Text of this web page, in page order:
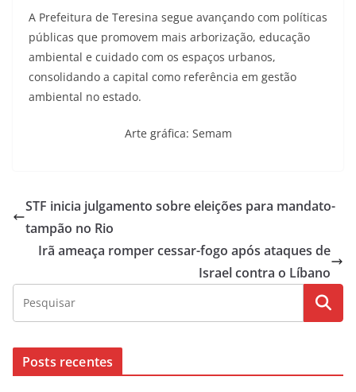
A Prefeitura de Teresina segue avançando com políticas
públicas que promovem mais arborização, educação
ambiental e cuidado com os espaços urbanos,
consolidando a capital como referência em gestão
ambiental no estado.
Arte gráfica: Semam
STF inicia julgamento sobre eleições para mandato-
tampão no Rio
Irã ameaça romper cessar-fogo após ataques de
Israel contra o Líbano
Posts recentes